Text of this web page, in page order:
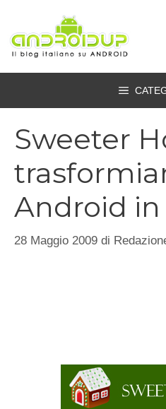
contenuto
Sweeter
Android in
28 Maggio 2009 di